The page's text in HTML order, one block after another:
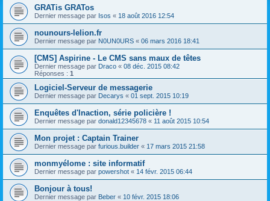
GRATis GRATos
Dernier message par Isos « 18 août 2016 12:54
nounours-lelion.fr
Dernier message par N0UN0URS « 06 mars 2016 18:41
[CMS] Aspirine - Le CMS sans maux de têtes
Dernier message par Draco « 08 déc. 2015 08:42
Réponses : 1
Logiciel-Serveur de messagerie
Dernier message par Decarys « 01 sept. 2015 10:19
Enquêtes d'Inaction, série policière !
Dernier message par donald12345678 « 11 août 2015 10:54
Mon projet : Captain Trainer
Dernier message par furious.builder « 17 mars 2015 21:58
monmyélome : site informatif
Dernier message par powershot « 14 févr. 2015 06:44
Bonjour à tous!
Dernier message par Beber « 10 févr. 2015 18:06